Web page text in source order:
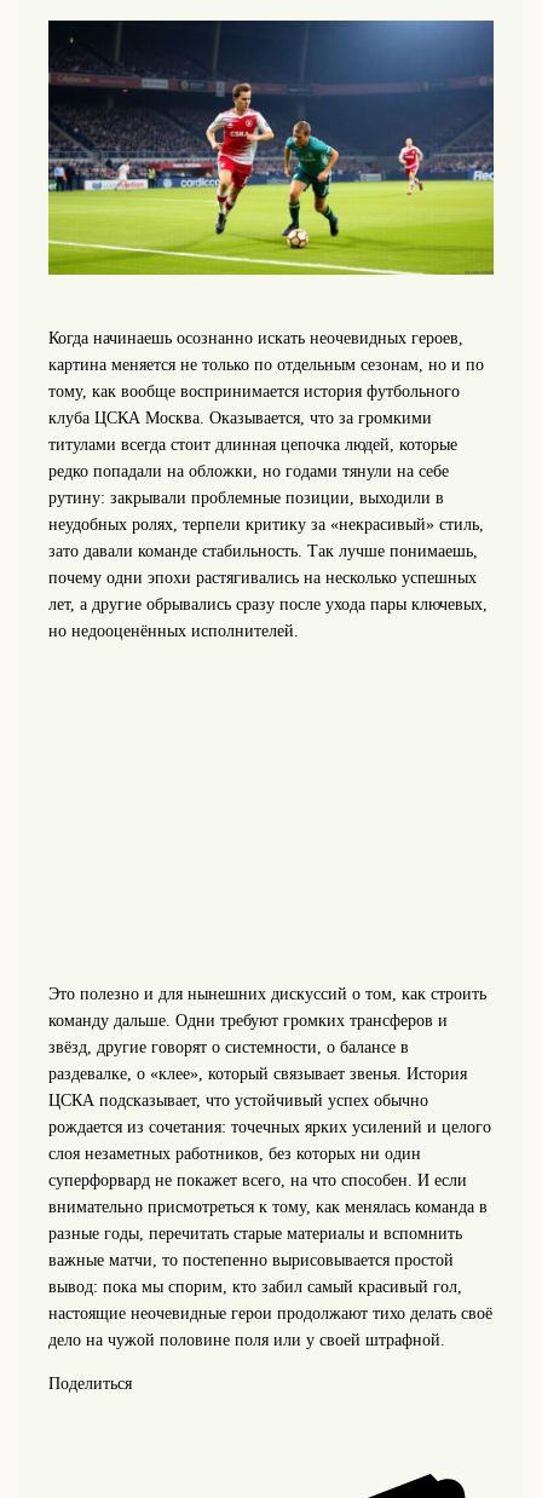
Когда начинаешь осознанно искать неочевидных героев,
картина меняется не только по отдельным сезонам, но и по
тому, как вообще воспринимается история футбольного
клуба ЦСКА Москва. Оказывается, что за громкими
титулами всегда стоит длинная цепочка людей, которые
редко попадали на обложки, но годами тянули на себе
рутину: закрывали проблемные позиции, выходили в
неудобных ролях, терпели критику за «некрасивый» стиль,
зато давали команде стабильность. Так лучше понимаешь,
почему одни эпохи растягивались на несколько успешных
лет, а другие обрывались сразу после ухода пары ключевых,
но недооценённых исполнителей.
Это полезно и для нынешних дискуссий о том, как строить
команду дальше. Одни требуют громких трансферов и
звёзд, другие говорят о системности, о балансе в
раздевалке, о «клее», который связывает звенья. История
ЦСКА подсказывает, что устойчивый успех обычно
рождается из сочетания: точечных ярких усилений и целого
слоя незаметных работников, без которых ни один
суперфорвард не покажет всего, на что способен. И если
внимательно присмотреться к тому, как менялась команда в
разные годы, перечитать старые материалы и вспомнить
важные матчи, то постепенно вырисовывается простой
вывод: пока мы спорим, кто забил самый красивый гол,
настоящие неочевидные герои продолжают тихо делать своё
дело на чужой половине поля или у своей штрафной.
Поделиться